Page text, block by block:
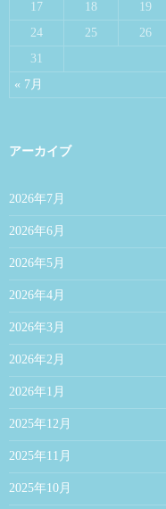
« 7月
17
18 19
24
25 26
31
アーカイブ
2026年7月
2026年6月
2026年5月
2026年4月
2026年3月
2026年2月
2026年1月
2025年12月
2025年11月
2025年10月